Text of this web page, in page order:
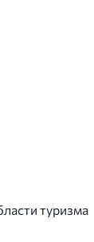
туризма